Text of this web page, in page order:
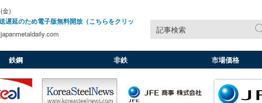
金)
遅延のため電子版無料開放（こちらをクリッ
記事検索
鉄鋼 非鉄 市場価格